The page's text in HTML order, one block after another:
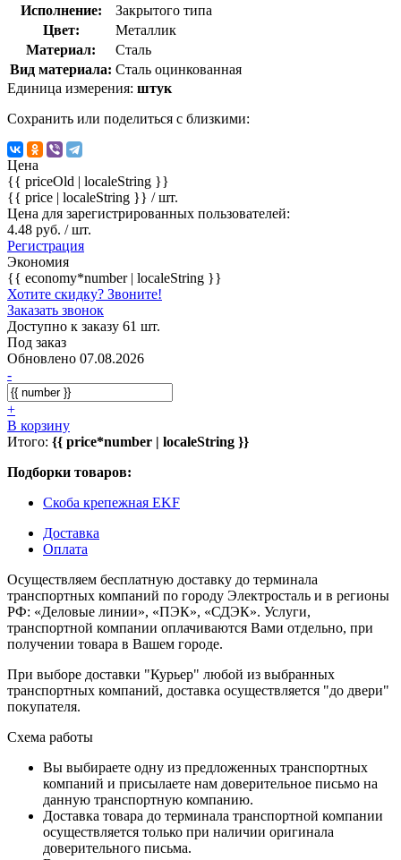
Исполнение:
Закрытого типа
Цвет:
Металлик
Материал:
Сталь
Вид материала: Сталь оцинкованная
Единица измерения: штук
Сохранить или поделиться с близкими:
Цена
{{ priceOld | localeString }}
{{ price | localeString }} / шт.
Цена для зарегистрированных пользователей:
4.48 руб. / шт.
Регистрация
Экономия
{{ economy*number | localeString }}
Хотите скидку? Звоните!
Заказать звонок
Доступно к заказу 61 шт.
Под заказ
Обновлено 07.08.2026
-
+
В корзину
Итого: {{ price*number | localeString }}
Подборки товаров:
Скоба крепежная EKF
Доставка
Оплата
Осуществляем бесплатную доставку до терминала
транспортных компаний по городу Электросталь и в регионы
РФ: «Деловые линии», «ПЭК», «СДЭК». Услуги,
транспортной компании оплачиваются Вами отдельно, при
получении товара в Вашем городе.
При выборе доставки "Курьер" любой из выбранных
транспортных компаний, доставка осуществляется "до двери"
покупателя.
Схема работы
Вы выбираете одну из предложенных транспортных
компаний и присылаете нам доверительное письмо на
данную транспортную компанию.
Доставка товара до терминала транспортной компании
осуществляется только при наличии оригинала
доверительного письма.